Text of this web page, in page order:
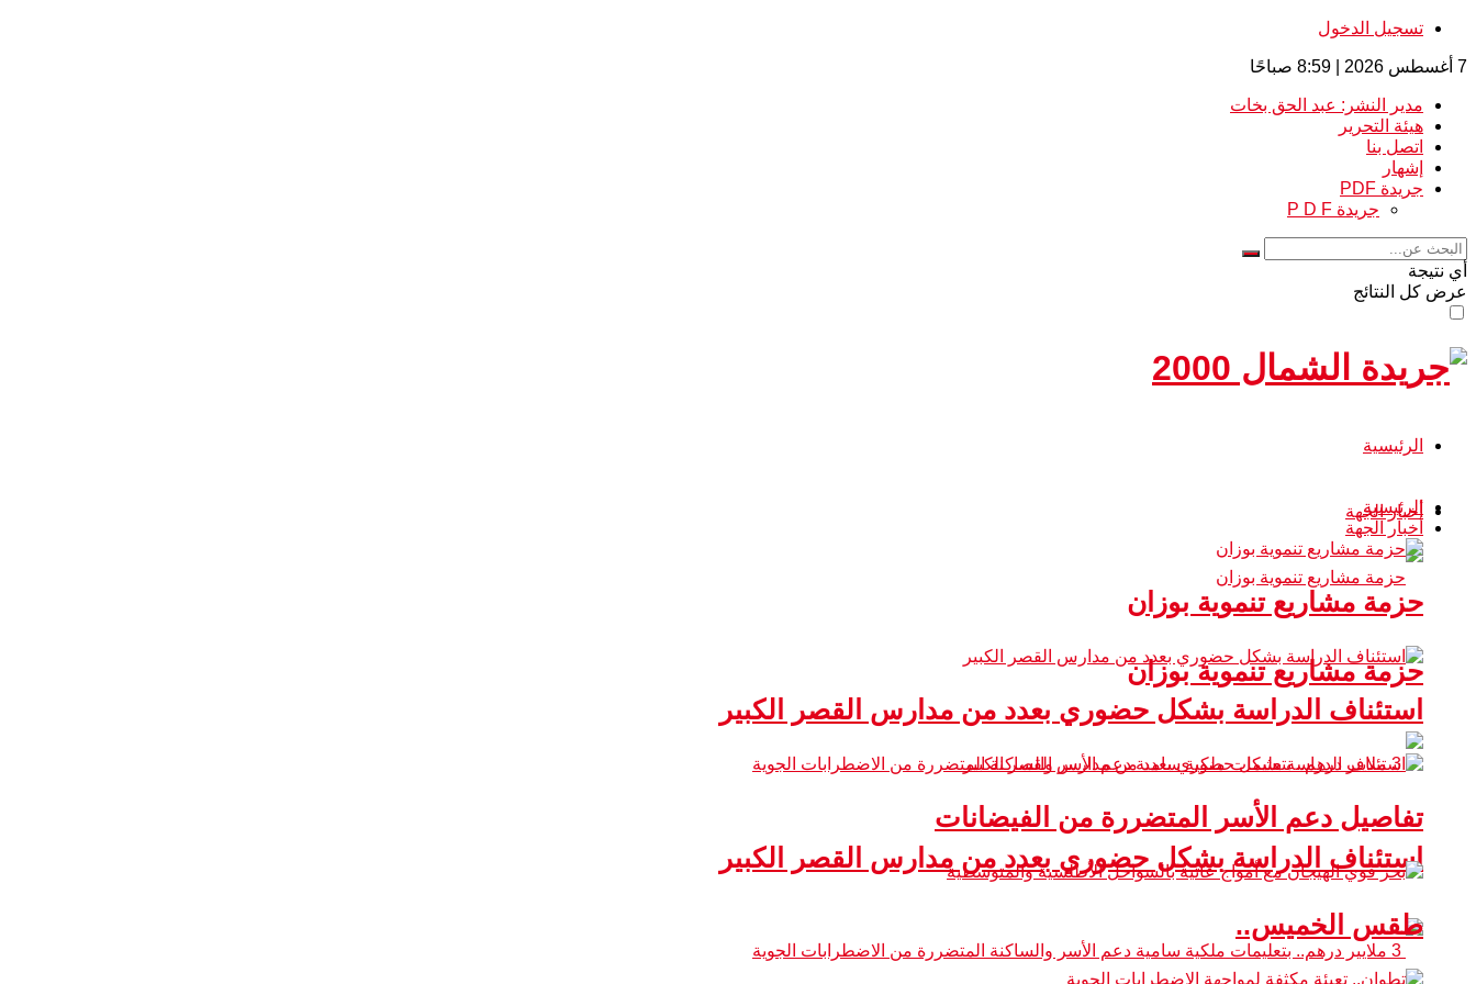
تسجيل الدخول
7 أغسطس 2026 | 8:59 صباحًا
مدير النشر: عبد الحق بخات
هيئة التحرير
اتصل بنا
إشهار
جريدة PDF
جريدة P D F
أي نتيجة
عرض كل النتائج
الرئيسية
أخبار الجهة
حزمة مشاريع تنموية بوزان
استئناف الدراسة بشكل حضوري بعدد من مدارس القصر الكبير
الرئيسية
أخبار الجهة
حزمة مشاريع تنموية بوزان
استئناف الدراسة بشكل حضوري بعدد من مدارس القصر الكبير
تفاصيل دعم الأسر المتضررة من الفيضانات
طقس الخميس..